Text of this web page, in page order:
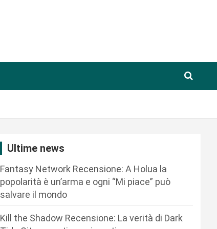
Ultime news
Fantasy Network Recensione: A Holua la
popolarità è un’arma e ogni “Mi piace” può
salvare il mondo
Kill the Shadow Recensione: La verità di Dark